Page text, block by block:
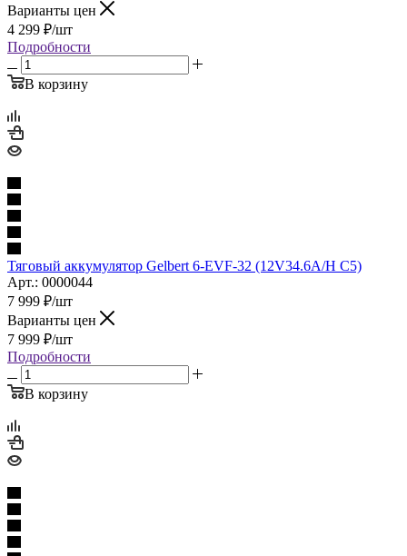
Варианты цен
4 299 ₽/шт
Подробности
В корзину
Тяговый аккумулятор Gelbert 6-EVF-32 (12V34.6A/H C5)
Арт.: 0000044
7 999 ₽/шт
Варианты цен
7 999 ₽/шт
Подробности
В корзину